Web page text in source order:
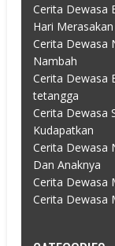
Cerita Dewasa
Hari
Cerita Dewasa
Nambah
Cerita Dewasa
tetangga
Cerita Dewasa
Kudapatkan
Cerita Dewasa
Dan Anaknya
Cerita Dewasa
Cerita Dewasa